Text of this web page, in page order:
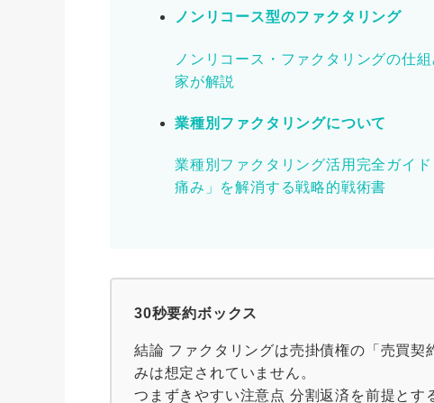
ノンリコース型のファクタリング
ノンリコース・ファクタリングの仕
家が解説
業種別ファクタリングについて
業種別ファクタリング活用完全ガイ
痛み」を解消する戦略的戦術書
30秒要約ボックス
結論 ファクタリングは売掛債権の「売買契
みは想定されていません。
つまずきやすい注意点 分割返済を前提と